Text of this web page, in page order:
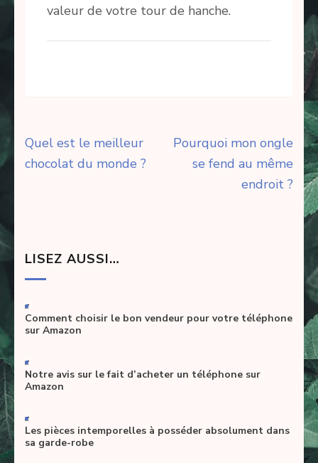
valeur de votre tour de hanche.
Navigation
de
Quel est le meilleur
chocolat du monde ?
Pourquoi mon ongle
se fend au même
endroit ?
LISEZ AUSSI…
-
Comment choisir le bon vendeur pour votre téléphone
sur Amazon
-
Notre avis sur le fait d’acheter un téléphone sur
Amazon
-
Les pièces intemporelles à posséder absolument dans
sa garde-robe